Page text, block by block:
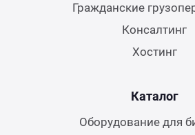
Гражданские
Консалтинг
Хостинг
Каталог
Оборудование для